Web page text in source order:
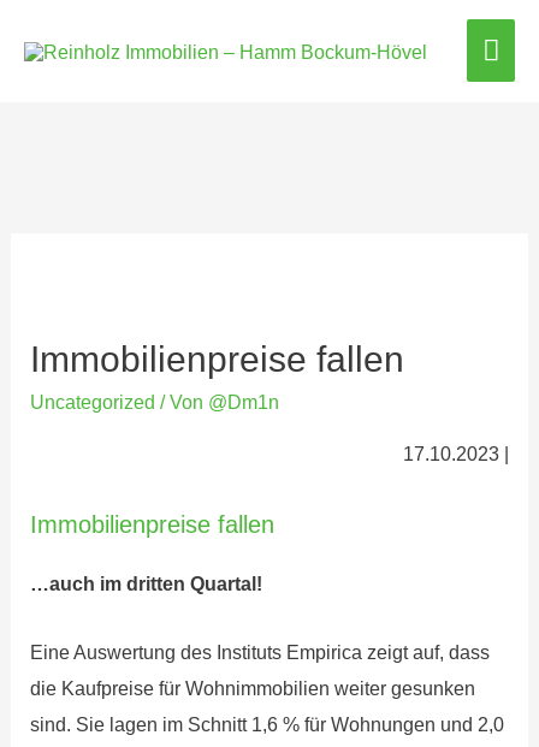
Immobilienpreise fallen
Uncategorized / Von @Dm1n
17.10.2023 |
Immobilienpreise fallen
…auch im dritten Quartal!
Eine Auswertung des Instituts Empirica zeigt auf, dass
die Kaufpreise für Wohnimmobilien weiter gesunken
sind. Sie lagen im Schnitt 1,6 % für Wohnungen und 2,0